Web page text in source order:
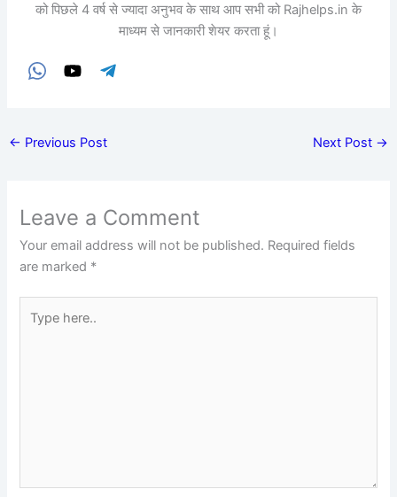
को पिछले 4 वर्ष से ज्यादा अनुभव के साथ आप सभी को Rajhelps.in के
माध्यम से जानकारी शेयर करता हूं।
← Previous Post Next Post →
Leave a Comment
Your email address will not be published. Required fields
are marked *
here..